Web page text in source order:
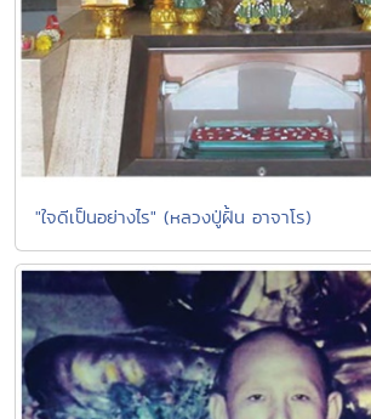
"ใจดีเป็นอย่างไร" (หลวงปู่ฝั้น อาจาโร)